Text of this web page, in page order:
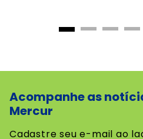
Acompanhe as
Mercur
Cadastre seu e-mail ao